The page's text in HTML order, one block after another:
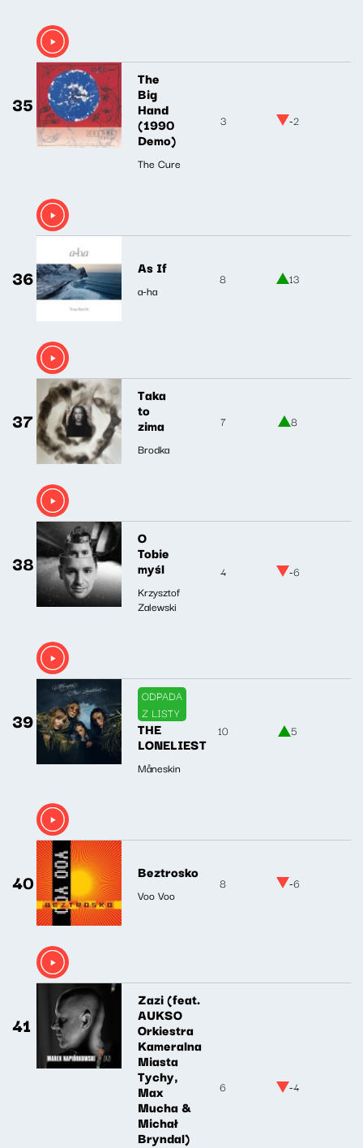
35
The
Big
Hand
(1990
Demo)
The Cure
3 -2
36 As If
a-ha
8 13
37
Taka
to
zima
Brodka
7 8
38
O
Tobie
myśl
Krzysztof
Zalewski
4 -6
39
ODPADA
Z LISTY
THE
LONELIEST
Måneskin
10 5
40 Beztrosko
Voo Voo
8 -6
41
Zazi (feat.
AUKSO
Orkiestra
Kameralna
Miasta
Tychy,
Max
Mucha &
Michał
Bryndal)
6 -4